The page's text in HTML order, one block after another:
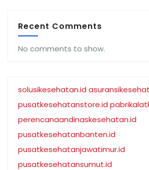
Recent Comments
No comments to show.
solusikesehatan.id
pusatkesehatanstore.id
perencanaandinaskesehatan.id
pusatkesehatanbanten.id
pusatkesehatanjawatimur.id
pusatkesehatansumut.id